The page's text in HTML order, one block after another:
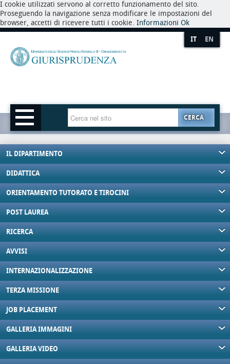
I cookie utilizzati servono al corretto funzionamento del sito.
Proseguendo la navigazione senza modificare le impostazioni del
browser, accetti di ricevere tutti i cookie. Informazioni Ok
IT EN
CERCA
IL DIPARTIMENTO
DIDATTICA
ORIENTAMENTO TUTORATO E TIROCINI
POST LAUREA
RICERCA
AVVISI
INTERNAZIONALIZZAZIONE
TERZA MISSIONE
JOB PLACEMENT
GALLERIA IMMAGINI
GALLERIA VIDEO